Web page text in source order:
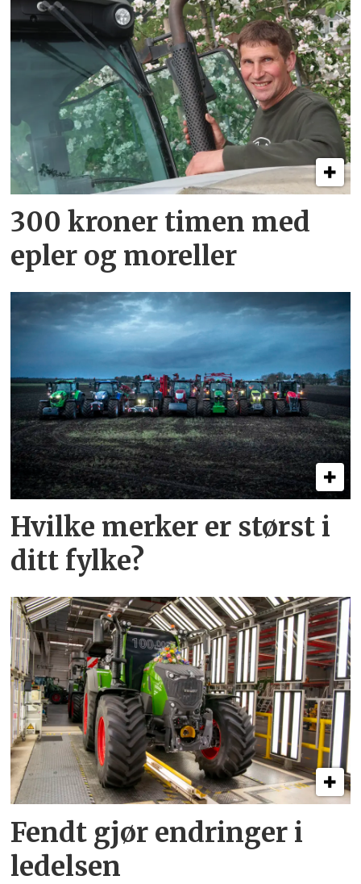
300 kroner timen med
epler og moreller
Hvilke merker er størst i
ditt fylke?
Fendt gjør endringer i
ledelsen